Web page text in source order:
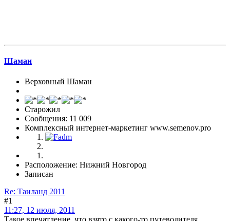
Шаман
Верховный Шаман
Старожил
Сообщения: 11 009
Комплексный интернет-маркетинг www.semenov.pro
Расположение: Нижний Новгород
Записан
Re: Таиланд 2011
#1
11:27, 12 июля, 2011
Такое впечатление, что взято с какого-то путеводителя